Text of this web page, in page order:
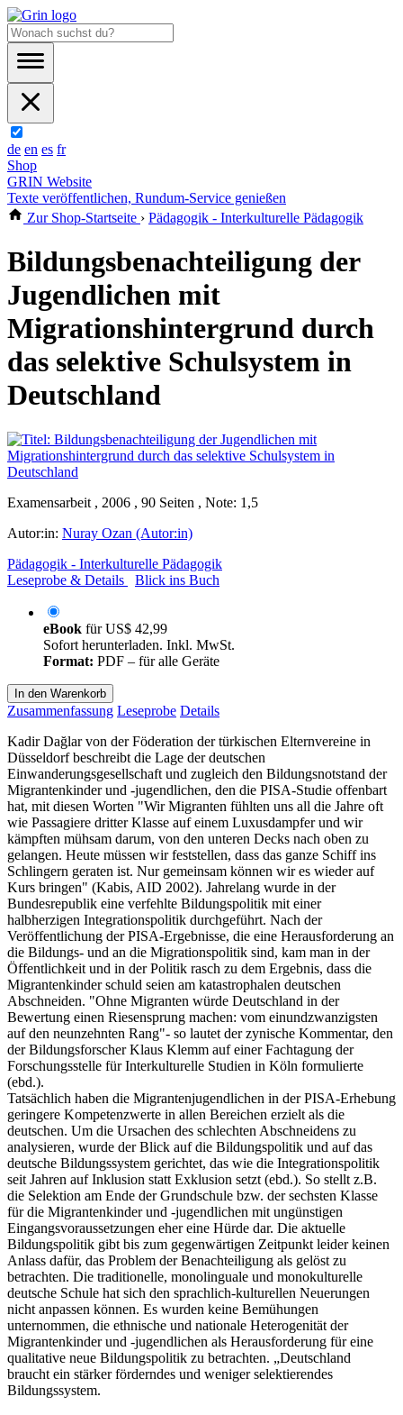
de en es fr
Shop
GRIN Website
Texte veröffentlichen, Rundum-Service genießen
Zur Shop-Startseite › Pädagogik - Interkulturelle Pädagogik
Bildungsbenachteiligung der
Jugendlichen mit
Migrationshintergrund durch
das selektive Schulsystem in
Deutschland
Examensarbeit , 2006 , 90 Seiten , Note: 1,5
Autor:in: Nuray Ozan (Autor:in)
Pädagogik - Interkulturelle Pädagogik
Leseprobe & Details
Blick ins Buch
eBook fürUS$ 42,99
Sofort herunterladen. Inkl. MwSt.
Format: PDF – für alle Geräte
In den Warenkorb
Zusammenfassung Leseprobe Details
Kadir Dağlar von der Föderation der türkischen Elternvereine in
Düsseldorf beschreibt die Lage der deutschen
Einwanderungsgesellschaft und zugleich den Bildungsnotstand der
Migrantenkinder und -jugendlichen, den die PISA-Studie offenbart
hat, mit diesen Worten "Wir Migranten fühlten uns all die Jahre oft
wie Passagiere dritter Klasse auf einem Luxusdampfer und wir
kämpften mühsam darum, von den unteren Decks nach oben zu
gelangen. Heute müssen wir feststellen, dass das ganze Schiff ins
Schlingern geraten ist. Nur gemeinsam können wir es wieder auf
Kurs bringen" (Kabis, AID 2002). Jahrelang wurde in der
Bundesrepublik eine verfehlte Bildungspolitik mit einer
halbherzigen Integrationspolitik durchgeführt. Nach der
Veröffentlichung der PISA-Ergebnisse, die eine Herausforderung an
die Bildungs- und an die Migrationspolitik sind, kam man in der
Öffentlichkeit und in der Politik rasch zu dem Ergebnis, dass die
Migrantenkinder schuld seien am katastrophalen deutschen
Abschneiden. "Ohne Migranten würde Deutschland in der
Bewertung einen Riesensprung machen: vom einundzwanzigsten
auf den neunzehnten Rang"- so lautet der zynische Kommentar, den
der Bildungsforscher Klaus Klemm auf einer Fachtagung der
Forschungsstelle für Interkulturelle Studien in Köln formulierte
(ebd.).
Tatsächlich haben die Migrantenjugendlichen in der PISA-Erhebung
geringere Kompetenzwerte in allen Bereichen erzielt als die
deutschen. Um die Ursachen des schlechten Abschneidens zu
analysieren, wurde der Blick auf die Bildungspolitik und auf das
deutsche Bildungssystem gerichtet, das wie die Integrationspolitik
seit Jahren auf Inklusion statt Exklusion setzt (ebd.). So stellt z.B.
die Selektion am Ende der Grundschule bzw. der sechsten Klasse
für die Migrantenkinder und -jugendlichen mit ungünstigen
Eingangsvoraussetzungen eher eine Hürde dar. Die aktuelle
Bildungspolitik gibt bis zum gegenwärtigen Zeitpunkt leider keinen
Anlass dafür, das Problem der Benachteiligung als gelöst zu
betrachten. Die traditionelle, monolinguale und monokulturelle
deutsche Schule hat sich den sprachlich-kulturellen Neuerungen
nicht anpassen können. Es wurden keine Bemühungen
unternommen, die ethnische und nationale Heterogenität der
Migrantenkinder und -jugendlichen als Herausforderung für eine
qualitative neue Bildungspolitik zu betrachten. „Deutschland
braucht ein stärker förderndes und weniger selektierendes
Bildungssystem.